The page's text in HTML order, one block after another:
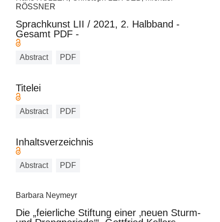
RÖSSNER
Sprachkunst LII / 2021, 2. Halbband -
Gesamt PDF -
Abstract PDF
Titelei
Abstract PDF
Inhaltsverzeichnis
Abstract PDF
Barbara Neymeyr
Die „feierliche Stiftung einer ‚neuen Sturm-